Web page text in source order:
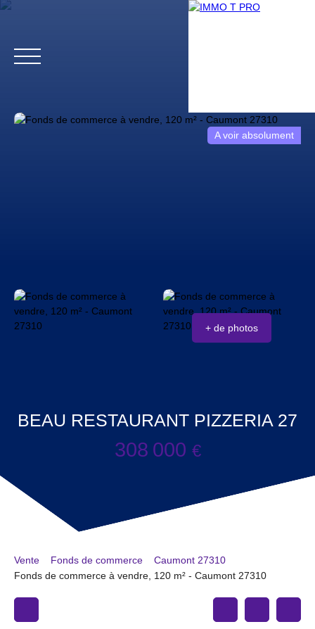
Estimation
A voir absolument
+ de photos
BEAU RESTAURANT PIZZERIA 27
308 000 €
Vente Fonds de commerce
Caumont 27310
Fonds de commerce à vendre, 120 m² - Caumont 27310